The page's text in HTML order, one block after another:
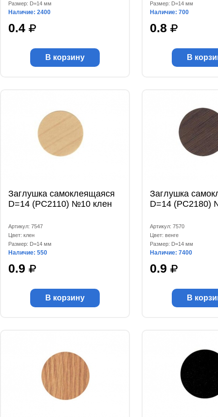
Размер: D=14 мм
Наличие: 2400
0.4
В корзину
Размер: D=14 мм
Наличие: 700
0.8
В
Заглушка самоклеящаяся
D=14 (РС2110) №10 клен
Артикул: 7547
Цвет: клен
Размер: D=14 мм
Наличие: 550
0.9
В корзину
Заглушка
D=14 (РС2180)
Артикул: 7570
Цвет: венге
Размер: D=14 мм
Наличие: 7400
0.9
В